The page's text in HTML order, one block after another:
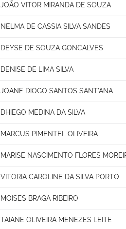
JOÃO VITOR MIRANDA DE SOUZA
NELMA DE CASSIA SILVA SANDES
DEYSE DE SOUZA GONCALVES
DENISE DE LIMA SILVA
JOANE DIOGO SANTOS SANT'ANA
DHIEGO MEDINA DA SILVA
MARCUS PIMENTEL OLIVEIRA
MARISE NASCIMENTO FLORES
VITORIA CAROLINE DA SILVA PORTO
MOISES BRAGA RIBEIRO
TAIANE OLIVEIRA MENEZES LEITE